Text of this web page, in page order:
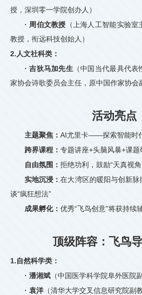
授，深圳零一学院创办人）
· 周伯文教授 （上海人工智能实验
教授，衔远科技创始人）
2.人文社科类：
· 吉狄马加先生 （中国当代最具代
家协会诗歌委员会主任，原中国作家协会
活动亮点
主题聚焦： AI尤里卡——探索智能时
跨界课程： 专题讲座+头脑风暴+课
自由氛围： 拒绝功利，鼓励“天真视
实地沉浸：在大湾区的暖阳与创新脉
谈“疯狂想法”
成果孵化： 优秀“飞鸟创意”将获持续
顶级阵容：飞鸟
1.自然科学类：
· 潘湘斌 （中国医学科学院阜外医院
· 袁洋 （清华大学交叉信息研究院副教